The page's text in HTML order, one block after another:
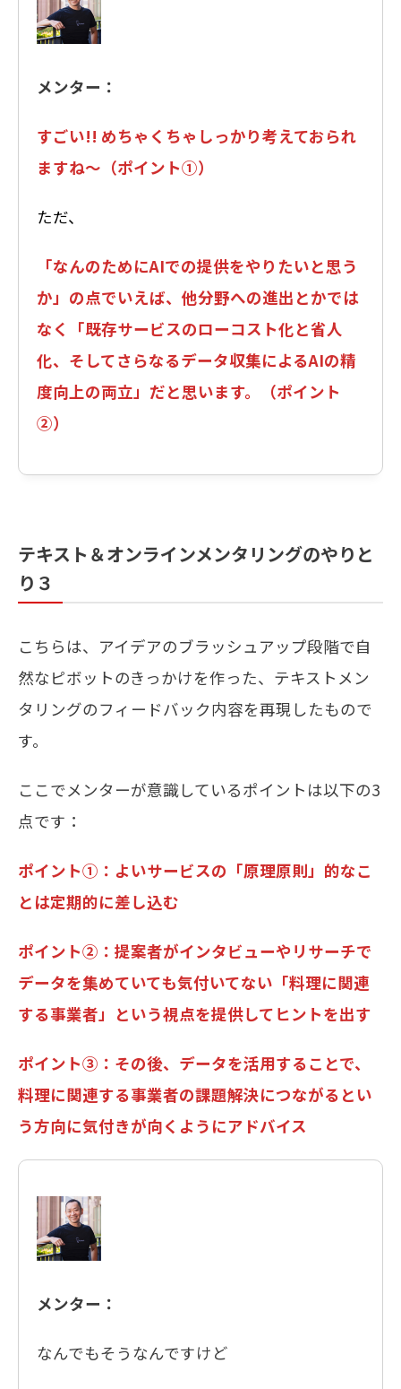
メンター：
すごい!! めちゃくちゃしっかり考えておられ
ますね～（ポイント①）
ただ、
「なんのためにAIでの提供をやりたいと思う
か」の点でいえば、他分野への進出とかでは
なく「既存サービスのローコスト化と省人
化、そしてさらなるデータ収集によるAIの精
度向上の両立」だと思います。（ポイント
②）
テキスト＆オンラインメンタリングのやりと
り３
こちらは、アイデアのブラッシュアップ段階で自
然なピボットのきっかけを作った、テキストメン
タリングのフィードバック内容を再現したもので
す。
ここでメンターが意識しているポイントは以下の3
点です：
ポイント①：よいサービスの「原理原則」的なこ
とは定期的に差し込む
ポイント②：提案者がインタビューやリサーチで
データを集めていても気付いてない「料理に関連
する事業者」という視点を提供してヒントを出す
ポイント③：その後、データを活用することで、
料理に関連する事業者の課題解決につながるとい
う方向に気付きが向くようにアドバイス
メンター：
なんでもそうなんですけど